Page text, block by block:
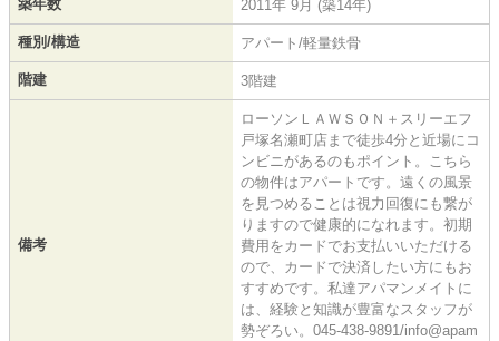
築年数 2011年 9月 (築14年)
種別/構造 アパート/軽量鉄骨
階建 3階建
備考
ローソンＬＡＷＳＯＮ＋スリーエフ
戸塚名瀬町店まで徒歩4分と近場にコ
ンビニがあるのもポイント。こちら
の物件はアパートです。遠くの風景
を見つめることは視力回復にも繋が
りますので健康的になれます。初期
費用をカードでお支払いいただける
ので、カードで決済したい方にもお
すすめです。私達アパマンメイトに
は、経験と知識が豊富なスタッフが
勢ぞろい。045-438-9891/info@apam